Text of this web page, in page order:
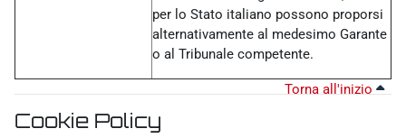
per lo Stato italiano possono proporsi
alternativamente al medesimo Garante
o al Tribunale competente.
Torna all'inizio
Cookie Policy